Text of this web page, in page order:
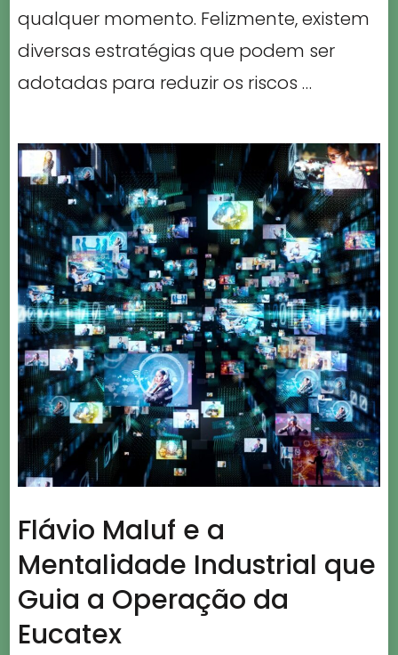
qualquer momento. Felizmente, existem
diversas estratégias que podem ser
adotadas para reduzir os riscos …
Flávio Maluf e a
Mentalidade Industrial que
Guia a Operação da
Eucatex